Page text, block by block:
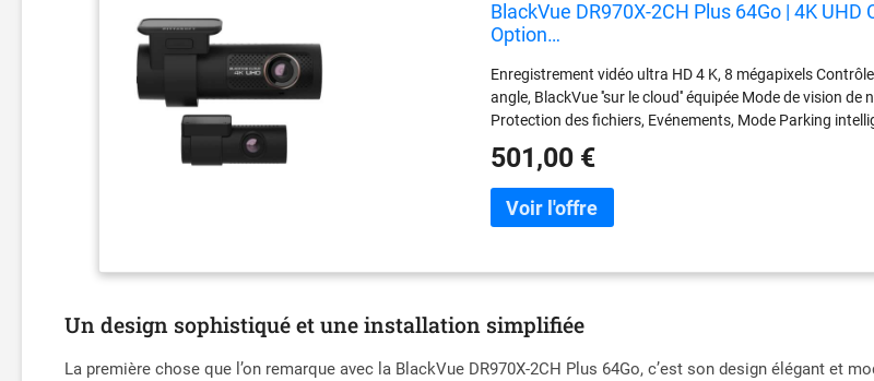
BlackVue DR970X-2CH Plus 64Go | 4K
Option…
Enregistrement vidéo ultra HD 4 K, 8 mégapixels
angle, BlackVue ''sur le cloud'' équipée Mode de vision
Protection des fichiers, Evénements, Mode Parking
501,00 €
Un design sophistiqué et une installation simplifiée
La première chose que l’on remarque avec la BlackVue DR970X-2CH Plus 64Go, c’est son design élégant et